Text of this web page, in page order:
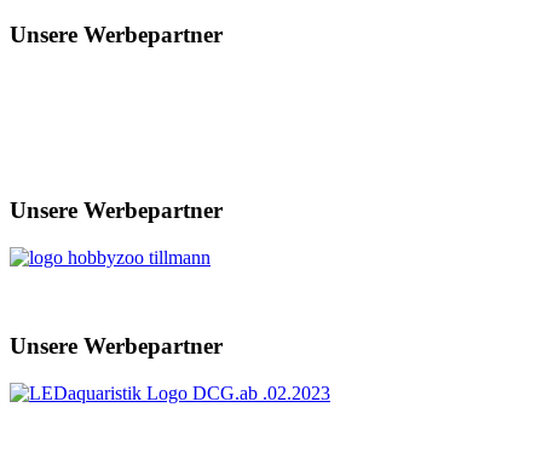
Unsere Werbepartner
Unsere Werbepartner
Unsere Werbepartner